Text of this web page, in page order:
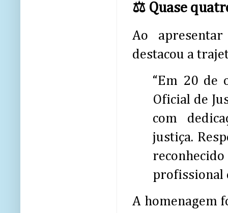
⚖️ Quase
Ao
destacou a
“Em 20 de
Oficial de
com
justiça.
profissional
A homenagem